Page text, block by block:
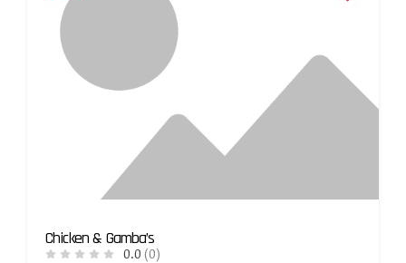
Chicken & Gamba’s
0.0 (0)